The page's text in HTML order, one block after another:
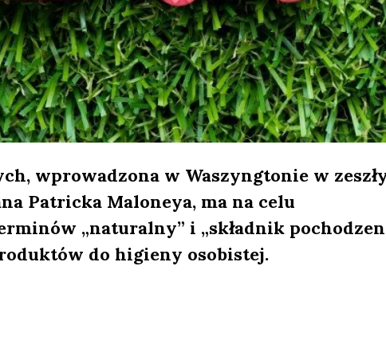
wprowadzona w Waszyngtonie w
Patricka Maloneya, ma na celu
„naturalny” i „składnik
do higieny osobistej.